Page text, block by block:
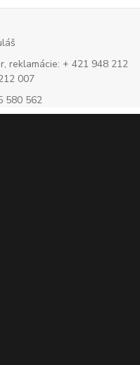
reklamácie: + 421 948 212
007
580 562